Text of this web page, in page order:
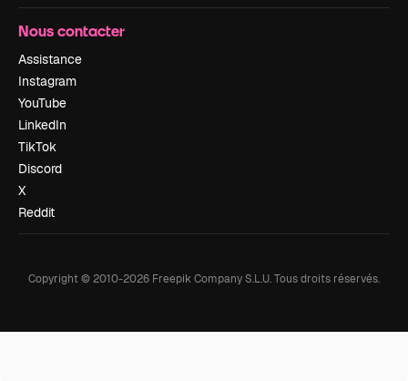
Nous contacter
Assistance
Instagram
YouTube
LinkedIn
TikTok
Discord
X
Reddit
Copyright © 2010-2026 Freepik Company S.L.U.Tous droits réservés.